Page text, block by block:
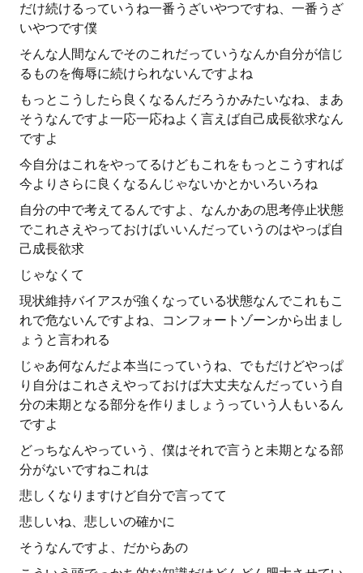
だけ続けるっていうね一番うざいやつですね、一番うざ
いやつです僕
そんな人間なんでそのこれだっていうなんか自分が信じ
るものを侮辱に続けられないんですよね
もっとこうしたら良くなるんだろうかみたいなね、まあ
そうなんですよ一応一応ねよく言えば自己成長欲求なん
ですよ
今自分はこれをやってるけどもこれをもっとこうすれば
今よりさらに良くなるんじゃないかとかいろいろね
自分の中で考えてるんですよ、なんかあの思考停止状態
でこれさえやっておけばいいんだっていうのはやっぱ自
己成長欲求
じゃなくて
現状維持バイアスが強くなっている状態なんでこれもこ
れで危ないんですよね、コンフォートゾーンから出まし
ょうと言われる
じゃあ何なんだよ本当にっていうね、でもだけどやっぱ
り自分はこれさえやっておけば大丈夫なんだっていう自
分の未期となる部分を作りましょうっていう人もいるん
ですよ
どっちなんやっていう、僕はそれで言うと未期となる部
分がないですねこれは
悲しくなりますけど自分で言ってて
悲しいね、悲しいの確かに
そうなんですよ、だからあの